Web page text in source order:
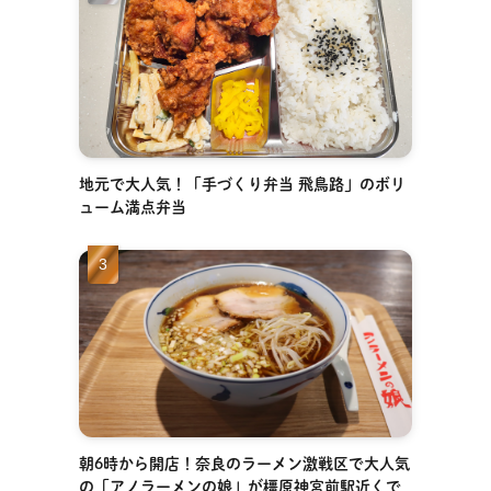
地元で大人気！「手づくり弁当 飛鳥路」のボリ
ューム満点弁当
朝6時から開店！奈良のラーメン激戦区で大人気
の「アノラーメンの娘」が橿原神宮前駅近くで